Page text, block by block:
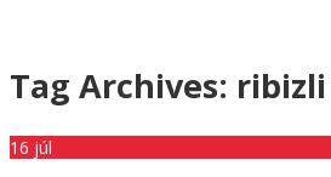
Tag Archives: ribizli
16 júl